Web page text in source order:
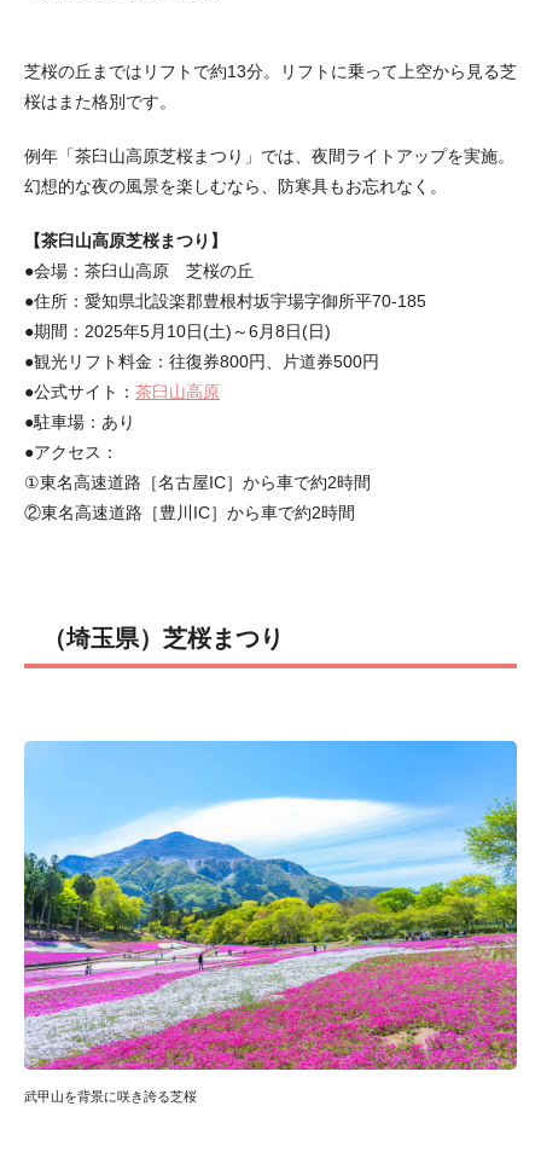
芝桜の丘まではリフトで約13分。リフトに乗って上空から見る芝
桜はまた格別です。
例年「茶臼山高原芝桜まつり」では、夜間ライトアップを実施。
幻想的な夜の風景を楽しむなら、防寒具もお忘れなく。
【茶臼山高原芝桜まつり】
●会場：茶臼山高原 芝桜の丘
●住所：愛知県北設楽郡豊根村坂宇場字御所平70-185
●期間：2025年5月10日(土)～6月8日(日)
●観光リフト料金：往復券800円、片道券500円
●公式サイト： 茶臼山高原
●駐車場：あり
●アクセス：
①東名高速道路［名古屋IC］から車で約2時間
②東名高速道路［豊川IC］から車で約2時間
（埼玉県）芝桜まつり
武甲山を背景に咲き誇る芝桜